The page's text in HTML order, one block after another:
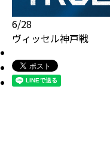
6/28
ヴィッセル神戸戦